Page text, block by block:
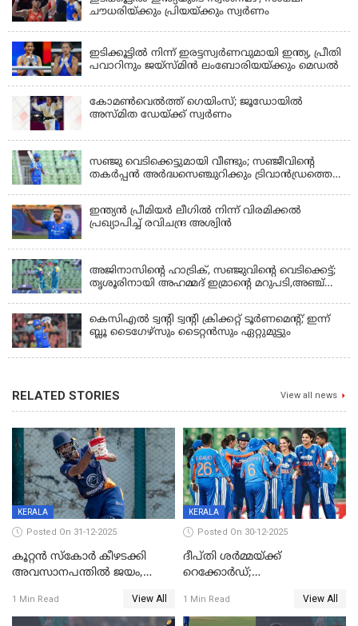
ചൗധരിയ്ക്കും പ്രിയയ്ക്കും സ്വർണം
ഇടിക്കൂട്ടിൽ നിന്ന് ഇരട്ടസ്വർണവുമായി ഇന്ത്യ, പ്രീതി
പവാറിനും ജയ്സ്മിന്‍ ലംബോരിയയ്ക്കും മെഡൽ
കോമണ്‍വെല്‍ത്ത് ഗെയിംസ്; ജൂഡോയിൽ
അസ്മിത ഡേയ്ക്ക് സ്വർണം
സഞ്ജു വെടിക്കെട്ടുമായി വീണ്ടും; സഞ്ജീവിന്‍റെ
തകർപ്പൻ അർദ്ധസെഞ്ചുറിക്കും ട്രിവാൻഡ്രത്തെ
ഇന്ത്യന്‍ പ്രീമിയര്‍ ലീഗില്‍ നിന്ന് വിരമിക്കല്‍
പ്രഖ്യാപിച്ച് രവിചന്ദ്ര അശ്വിന്‍
അജിനാസിന്റെ ഹാട്രിക്, സഞ്ജുവിന്റെ വെടിക്കെട്ട്;
തൃശൂരിനായി അഹമ്മദ് ഇമ്രാന്റെ മറുപടി,അഞ്ച്
കെസിഎൽ ട്വൻ്റി ട്വൻ്റി ക്രിക്കറ്റ് ടൂർണമെൻ്റ്; ഇന്ന്
ബ്ലൂ ടൈഗേഴ്സും ടൈറ്റൻസും ഏറ്റുമുട്ടും
RELATED STORIES View all news
KERALA
Posted On 31-12-2025
കൂറ്റൻ സ്കോർ കീഴടക്കി
അവസാനപന്തിൽ ജയം,
1 Min Read View All
KERALA
Posted On 30-12-2025
ദീപ്തി ശർമ്മയ്ക്ക്
റെക്കോർഡ്;
ടി20 പരമ്പര തൂത്തുവാരി
ഇന്ത്യ
1 Min Read View All